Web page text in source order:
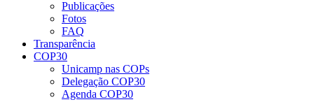
Publicações
Fotos
FAQ
Transparência
COP30
Unicamp nas COPs
Delegação COP30
Agenda COP30